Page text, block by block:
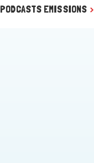
PODCASTS EMISSIONS >